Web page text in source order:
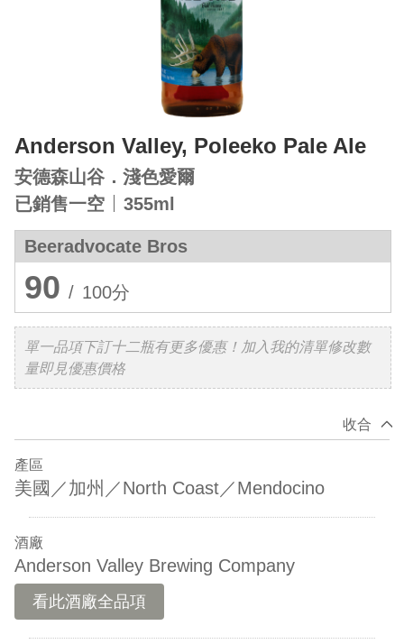
Anderson Valley, Poleeko Pale Ale
安德森山谷．淺色愛爾
已銷售一空
355ml
Beeradvocate Bros
90 / 100分
單一品項下訂十二瓶有更多優惠！加入我的清單修改數
量即見優惠價格
收合
產區
美國／加州／North Coast／Mendocino
酒廠
Anderson Valley Brewing Company
看此酒廠全品項